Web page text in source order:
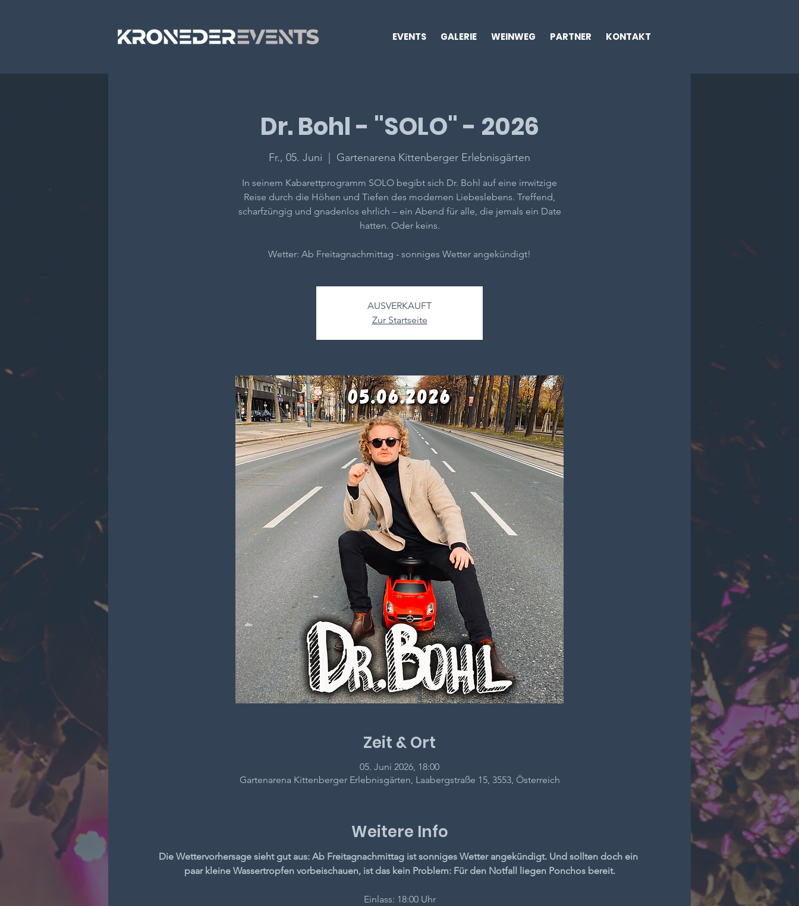
EVENTS GALERIE WEINWEG PARTNER KONTAKT
Dr. Bohl - "SOLO" - 2026
Fr., 05. Juni Gartenarena Kittenberger Erlebnisgärten
In seinem Kabarettprogramm SOLO begibt sich Dr. Bohl auf eine irrwitzige
Reise durch die Höhen und Tiefen des modernen Liebeslebens. Treffend,
scharfzüngig und gnadenlos ehrlich – ein Abend für alle, die jemals ein Date
hatten. Oder keins.
Wetter: Ab Freitagnachmittag - sonniges Wetter angekündigt!
AUSVERKAUFT
Zur Startseite
Zeit & Ort
05. Juni 2026, 18:00
Gartenarena Kittenberger Erlebnisgärten, Laabergstraße 15, 3553, Österreich
Weitere Info
Die Wettervorhersage sieht gut aus: Ab Freitagnachmittag ist sonniges Wetter angekündigt. Und sollten doch ein
paar kleine Wassertropfen vorbeischauen, ist das kein Problem: Für den Notfall liegen Ponchos bereit.
Einlass: 18:00 Uhr